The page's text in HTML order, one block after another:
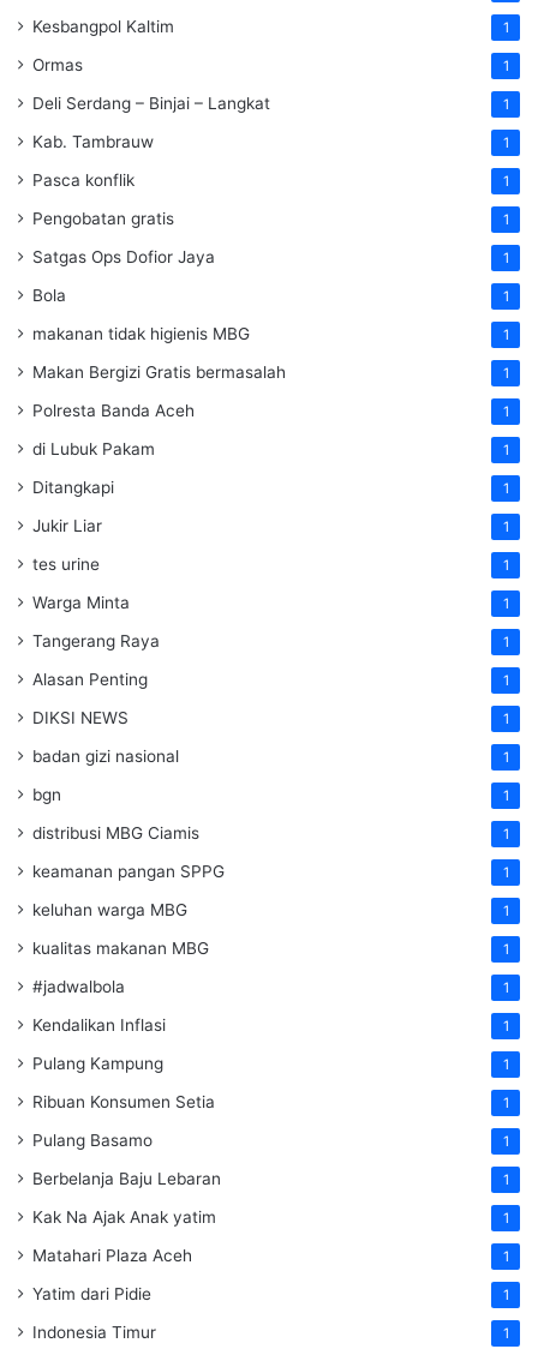
Kesbangpol Kaltim 1
Ormas 1
Deli Serdang – Binjai – Langkat 1
Kab. Tambrauw 1
Pasca konflik 1
Pengobatan gratis 1
Satgas Ops Dofior Jaya 1
Bola 1
makanan tidak higienis MBG 1
Makan Bergizi Gratis bermasalah 1
Polresta Banda Aceh 1
di Lubuk Pakam 1
Ditangkapi 1
Jukir Liar 1
tes urine 1
Warga Minta 1
Tangerang Raya 1
Alasan Penting 1
DIKSI NEWS 1
badan gizi nasional 1
bgn 1
distribusi MBG Ciamis 1
keamanan pangan SPPG 1
keluhan warga MBG 1
kualitas makanan MBG 1
#jadwalbola 1
Kendalikan Inflasi 1
Pulang Kampung 1
Ribuan Konsumen Setia 1
Pulang Basamo 1
Berbelanja Baju Lebaran 1
Kak Na Ajak Anak yatim 1
Matahari Plaza Aceh 1
Yatim dari Pidie 1
Indonesia Timur 1